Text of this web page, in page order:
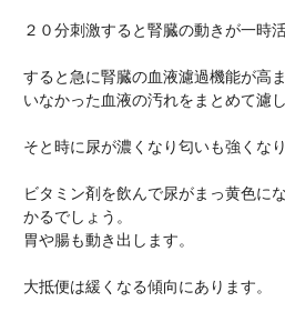
２０分刺激すると腎臓の動きが一時
すると急に腎臓の血液濾過機能が高
いなかった血液の汚れをまとめて濾
そと時に尿が濃くなり匂いも強くなり
ビタミン剤を飲んで尿がまっ黄色に
かるでしょう。
胃や腸も動き出します。
大抵便は緩くなる傾向にあります。